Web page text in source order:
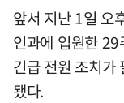
앞서 지난 1일 오
인과에 입원한
긴급 전원 조치가
됐다.